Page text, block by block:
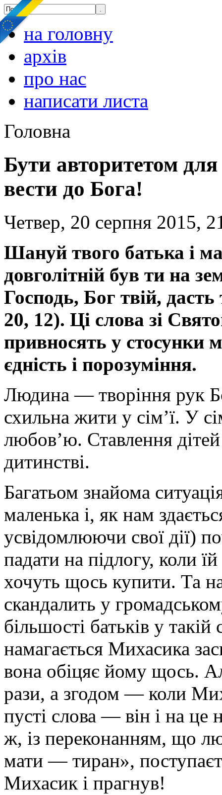
на головну
архів
про нас
написати листа
Головна
Бути авторитетом
вести до Бога!
Четвер, 20 серпня 2015,
Шануй твого батька і
довголітній був ти на
Господь, Бог твій, дасть
20, 12). Ці слова зі
привносять у стосунки
єдність і порозуміння.
Людина — творіння рук
схильна жити у сім’ї. У
любов’ю. Ставлення дітей
дитинстві.
Багатьом знайома
маленька і, як нам
усвідомлюючи свої дії)
падати на підлогу, коли
хочуть щось купити. Та
скандалить у
більшості батьків у
намагається Михасика
вона обіцяє йому щось.
рази, а згодом — коли
пусті слова — він і на це
ж, із переконанням, що
мати — тиран»,
Михасик і прагнув!